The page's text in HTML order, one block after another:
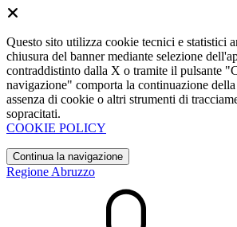
Questo sito utilizza cookie tecnici e statistici
chiusura del banner mediante selezione
contraddistinto dalla X o tramite il pulsante
navigazione" comporta la continuazione
assenza di cookie o altri strumenti di
sopracitati.
COOKIE POLICY
Continua la navigazione
Regione Abruzzo